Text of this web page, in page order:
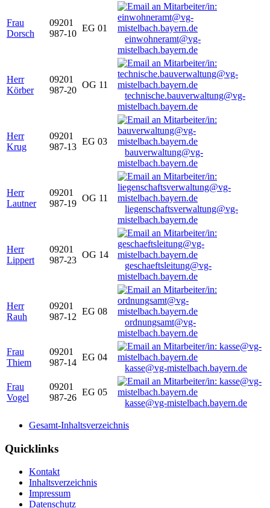
Frau
Dorsch
09201
987-10
EG 01
einwohneramt@vg-
mistelbach.bayern.de
Herr
Körber
09201
987-20
OG 11
technische.bauverwaltung@vg-
mistelbach.bayern.de
Herr
Krug
09201
987-13
EG 03
bauverwaltung@vg-
mistelbach.bayern.de
Herr
Lautner
09201
987-19
OG 11
liegenschaftsverwaltung@vg-
mistelbach.bayern.de
Herr
Lippert
09201
987-23
OG 14
geschaeftsleitung@vg-
mistelbach.bayern.de
Herr
Rauh
09201
987-12
EG 08
ordnungsamt@vg-
mistelbach.bayern.de
Frau
Thiem
09201
987-14
EG 04
kasse@vg-mistelbach.bayern.de
Frau
Vogel
09201
987-26
EG 05
kasse@vg-mistelbach.bayern.de
Gesamt-Inhaltsverzeichnis
Quicklinks
Kontakt
Inhaltsverzeichnis
Impressum
Datenschutz